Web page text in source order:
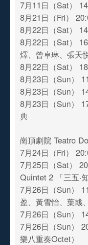
7月11日（Sat）
8月21日（Fri）
8月22日（Sat）
8月22日（Sat）
燡、曾卓琳、張天
8月22日（Sat）
8月23日（Sun）
8月23日（Sun）
8月23日（Sun）
典
崗頂劇院 Teatro
7月24日（Fri）
7月25日（Sat）
Quintet 2 「三五·
7月26日（Sun）
盈、黃雪怡、葉彧
7月26日（Sun）
7月26日（Sun）
樂八重奏Octet）